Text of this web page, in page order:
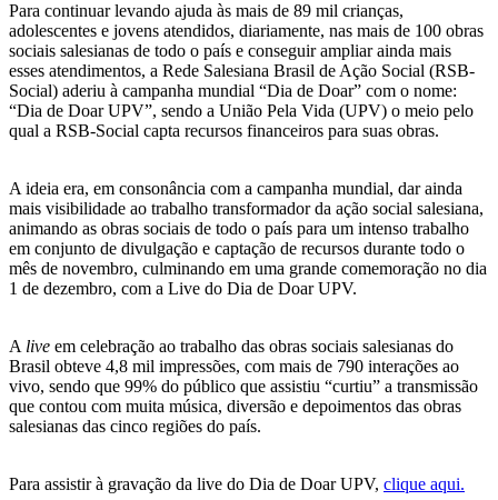
Para continuar levando ajuda às mais de 89 mil crianças,
adolescentes e jovens atendidos, diariamente, nas mais de 100 obras
sociais salesianas de todo o país e conseguir ampliar ainda mais
esses atendimentos, a Rede Salesiana Brasil de Ação Social (RSB-
Social) aderiu à campanha mundial “Dia de Doar” com o nome:
“Dia de Doar UPV”, sendo a União Pela Vida (UPV) o meio pelo
qual a RSB-Social capta recursos financeiros para suas obras.
A ideia era, em consonância com a campanha mundial, dar ainda
mais visibilidade ao trabalho transformador da ação social salesiana,
animando as obras sociais de todo o país para um intenso trabalho
em conjunto de divulgação e captação de recursos durante todo o
mês de novembro, culminando em uma grande comemoração no dia
1 de dezembro, com a Live do Dia de Doar UPV.
A live em celebração ao trabalho das obras sociais salesianas do
Brasil obteve 4,8 mil impressões, com mais de 790 interações ao
vivo, sendo que 99% do público que assistiu “curtiu” a transmissão
que contou com muita música, diversão e depoimentos das obras
salesianas das cinco regiões do país.
Para assistir à gravação da live do Dia de Doar UPV, clique aqui.